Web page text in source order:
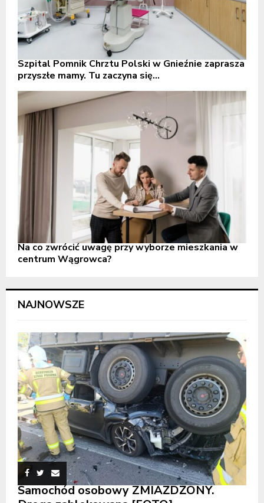
Szpital Pomnik Chrztu Polski w Gnieźnie zaprasza
przyszłe mamy. Tu zaczyna się...
Na co zwrócić uwagę przy wyborze mieszkania w
centrum Wągrowca?
NAJNOWSZE
Samochód osobowy ZMIAŻDŻONY.